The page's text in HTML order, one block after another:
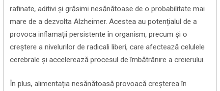
rafinate, aditivi și grăsimi nesănătoase de o probabilitate mai
mare de a dezvolta Alzheimer. Acestea au potențialul de a
provoca inflamații persistente în organism, precum și o
creștere a nivelurilor de radicali liberi, care afectează celulele
cerebrale și accelerează procesul de îmbătrânire a creierului.
În plus, alimentația nesănătoasă provoacă creșterea în